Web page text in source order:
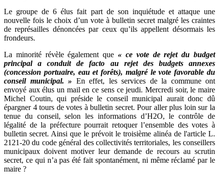
Le groupe de 6 élus fait part de son inquiétude et attaque une
nouvelle fois le choix d’un vote à bulletin secret malgré les craintes
de représailles dénoncées par ceux qu’ils appellent désormais les
frondeurs.
La minorité révèle également que« ce vote de rejet du budget
principal a conduit de facto au rejet des budgets annexes
(concession portuaire, eau et forêts), malgré le vote favorable du
conseil municipal. » En effet, les services de la commune ont
envoyé aux élus un mail en ce sens ce jeudi. Mercredi soir, le maire
Michel Coutin, qui préside le conseil municipal aurait donc dû
épargner 4 tours de votes à bulletin secret. Pour aller plus loin sur la
tenue du conseil, selon les informations d’H2O, le contrôle de
légalité de la préfecture pourrait retoquer l’ensemble des votes à
bulletin secret. Ainsi que le prévoit le troisième alinéa de l'article L.
2121-20 du code général des collectivités territoriales, les conseillers
municipaux doivent motiver leur demande de recours au scrutin
secret, ce qui n’a pas été fait spontanément, ni même réclamé par le
maire ?